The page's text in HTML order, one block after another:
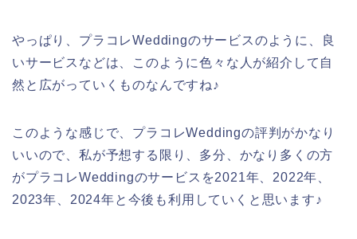
やっぱり、プラコレWeddingのサービスのように、良
いサービスなどは、このように色々な人が紹介して自
然と広がっていくものなんですね♪
このような感じで、プラコレWeddingの評判がかなり
いいので、私が予想する限り、多分、かなり多くの方
がプラコレWeddingのサービスを2021年、2022年、
2023年、2024年と今後も利用していくと思います♪